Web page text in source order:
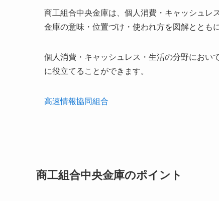
商工組合中央金庫は、個人消費・キャッシュレ
金庫の意味・位置づけ・使われ方を図解ととも
個人消費・キャッシュレス・生活の分野におい
に役立てることができます。
高速情報協同組合
商工組合中央金庫のポイント